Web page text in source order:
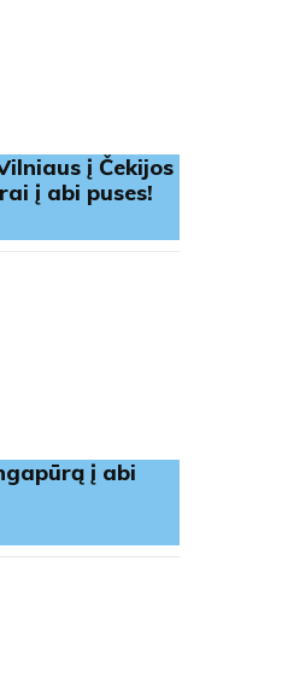
į Čekijos
į abi puses!
į abi